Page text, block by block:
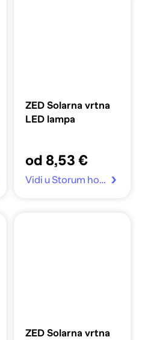
ZED Solarna vrtna
LED lampa
od 8,53 €
Vidi u Storum home
ZED Solarna vrtna